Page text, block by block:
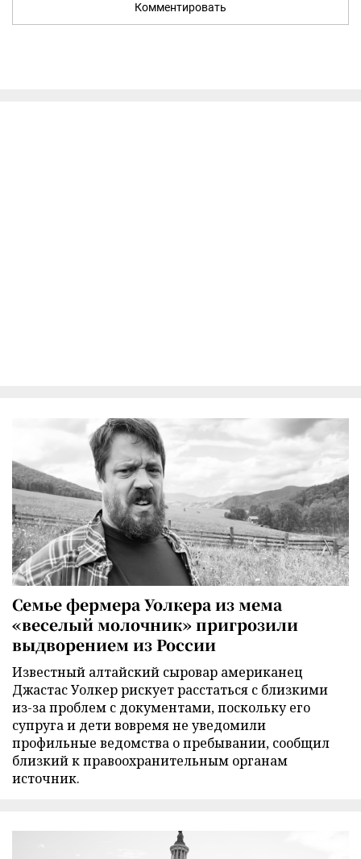
Комментировать
Семье фермера Уолкера из мема
«веселый молочник» пригрозили
выдворением из России
Известный алтайский сыровар американец
Джастас Уолкер рискует расстаться с близкими
из-за проблем с документами, поскольку его
супруга и дети вовремя не уведомили
профильные ведомства о пребывании, сообщил
близкий к правоохранительным органам
источник.